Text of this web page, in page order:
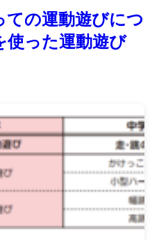
ての運動遊びにつ
使った運動遊び